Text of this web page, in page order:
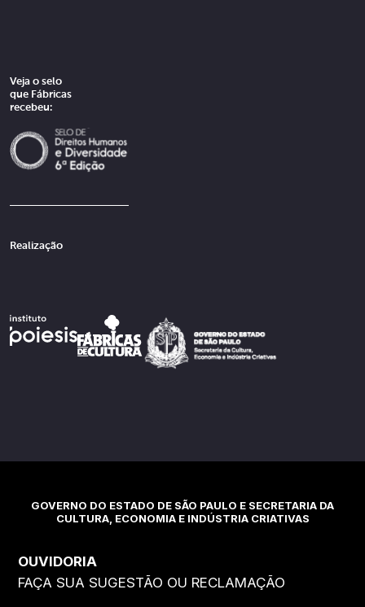
Veja o selo
que Fábricas
recebeu:
Realização
GOVERNO DO ESTADO DE SÃO PAULO E SECRETARIA DA
CULTURA, ECONOMIA E INDÚSTRIA CRIATIVAS
OUVIDORIA
FAÇA SUA SUGESTÃO OU RECLAMAÇÃO